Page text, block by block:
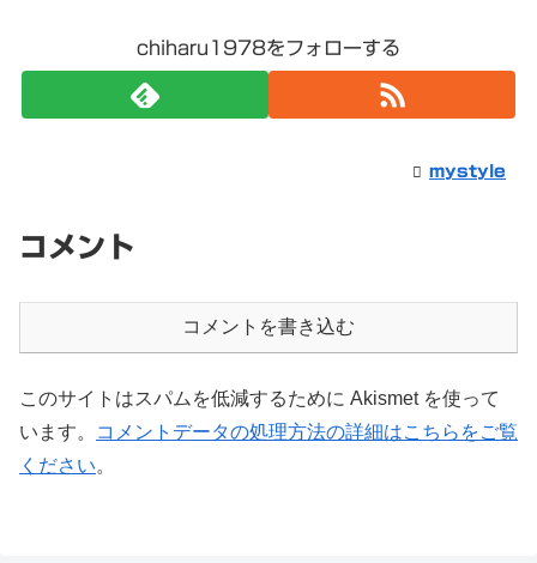
chiharu1978をフォローする
mystyle
コメント
コメントを書き込む
このサイトはスパムを低減するために Akismet を使って
います。
コメントデータの処理方法の詳細はこちらをご覧
ください。